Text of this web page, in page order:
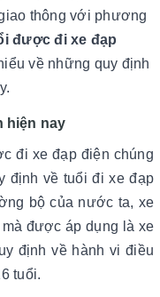
thông với phương
được đi xe đạp
về những quy định
hiện nay
đi xe đạp điện chúng
định về tuổi đi xe đạp
bộ của nước ta, xe
được áp dụng là xe
định về hành vi điều
tuổi.